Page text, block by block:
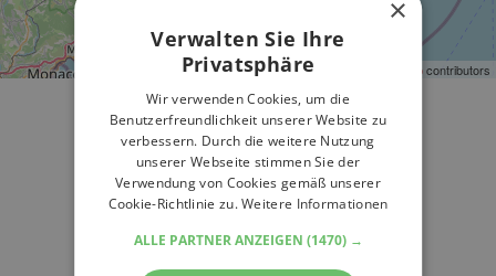
Leaflet OpenStreetMapcontributors
×
Verwalten Sie Ihre
Privatsphäre
Wir verwenden Cookies, um die
Benutzerfreundlichkeit unserer Website zu
verbessern. Durch die weitere Nutzung
unserer Webseite stimmen Sie der
Verwendung von Cookies gemäß unserer
Cookie-Richtlinie zu.Weitere Informationen
ALLE PARTNER ANZEIGEN (1470) →